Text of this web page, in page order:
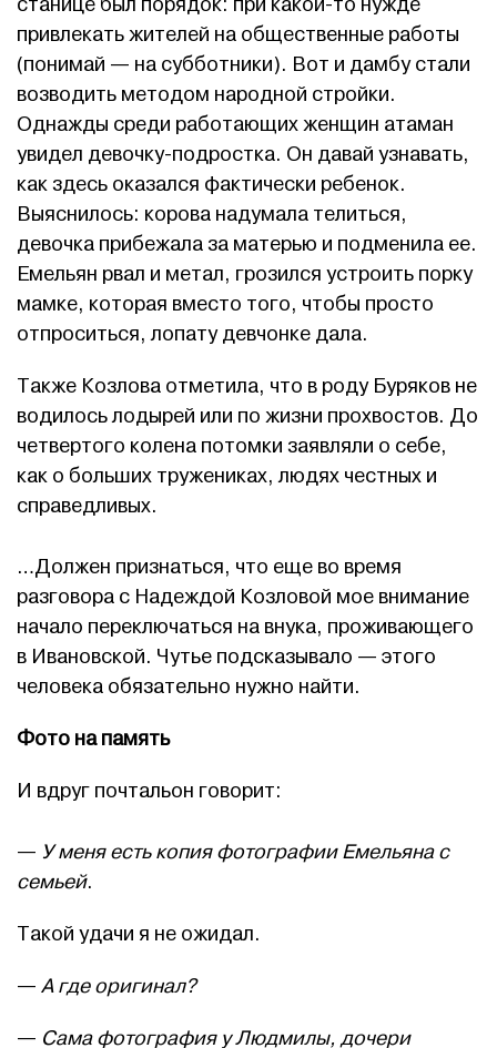
станице был порядок: при какой-то нужде
привлекать жителей на общественные работы
(понимай — на субботники). Вот и дамбу стали
возводить методом народной стройки.
Однажды среди работающих женщин атаман
увидел девочку-подростка. Он давай узнавать,
как здесь оказался фактически ребенок.
Выяснилось: корова надумала телиться,
девочка прибежала за матерью и подменила ее.
Емельян рвал и метал, грозился устроить порку
мамке, которая вместо того, чтобы просто
отпроситься, лопату девчонке дала.
Также Козлова отметила, что в роду Буряков не
водилось лодырей или по жизни прохвостов. До
четвертого колена потомки заявляли о себе,
как о больших тружениках, людях честных и
справедливых.
…Должен признаться, что еще во время
разговора с Надеждой Козловой мое внимание
начало переключаться на внука, проживающего
в Ивановской. Чутье подсказывало — этого
человека обязательно нужно найти.
Фото на память
И вдруг почтальон говорит:
— У меня есть копия фотографии Емельяна с
семьей.
Такой удачи я не ожидал.
— А где оригинал?
— Сама фотография у Людмилы, дочери